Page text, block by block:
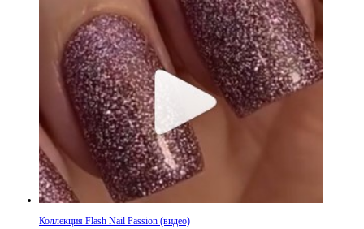
Коллекция Flash Nail Passion (видео)